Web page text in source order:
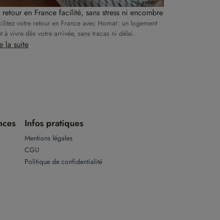
retour en France facilité, sans stress ni encombre
votre retour en France avec Homat : un logement
à vivre dès votre arrivée, sans tracas ni délai.
la suite
Infos pratiques
Mentions légales
CGU
Politique de confidentialité